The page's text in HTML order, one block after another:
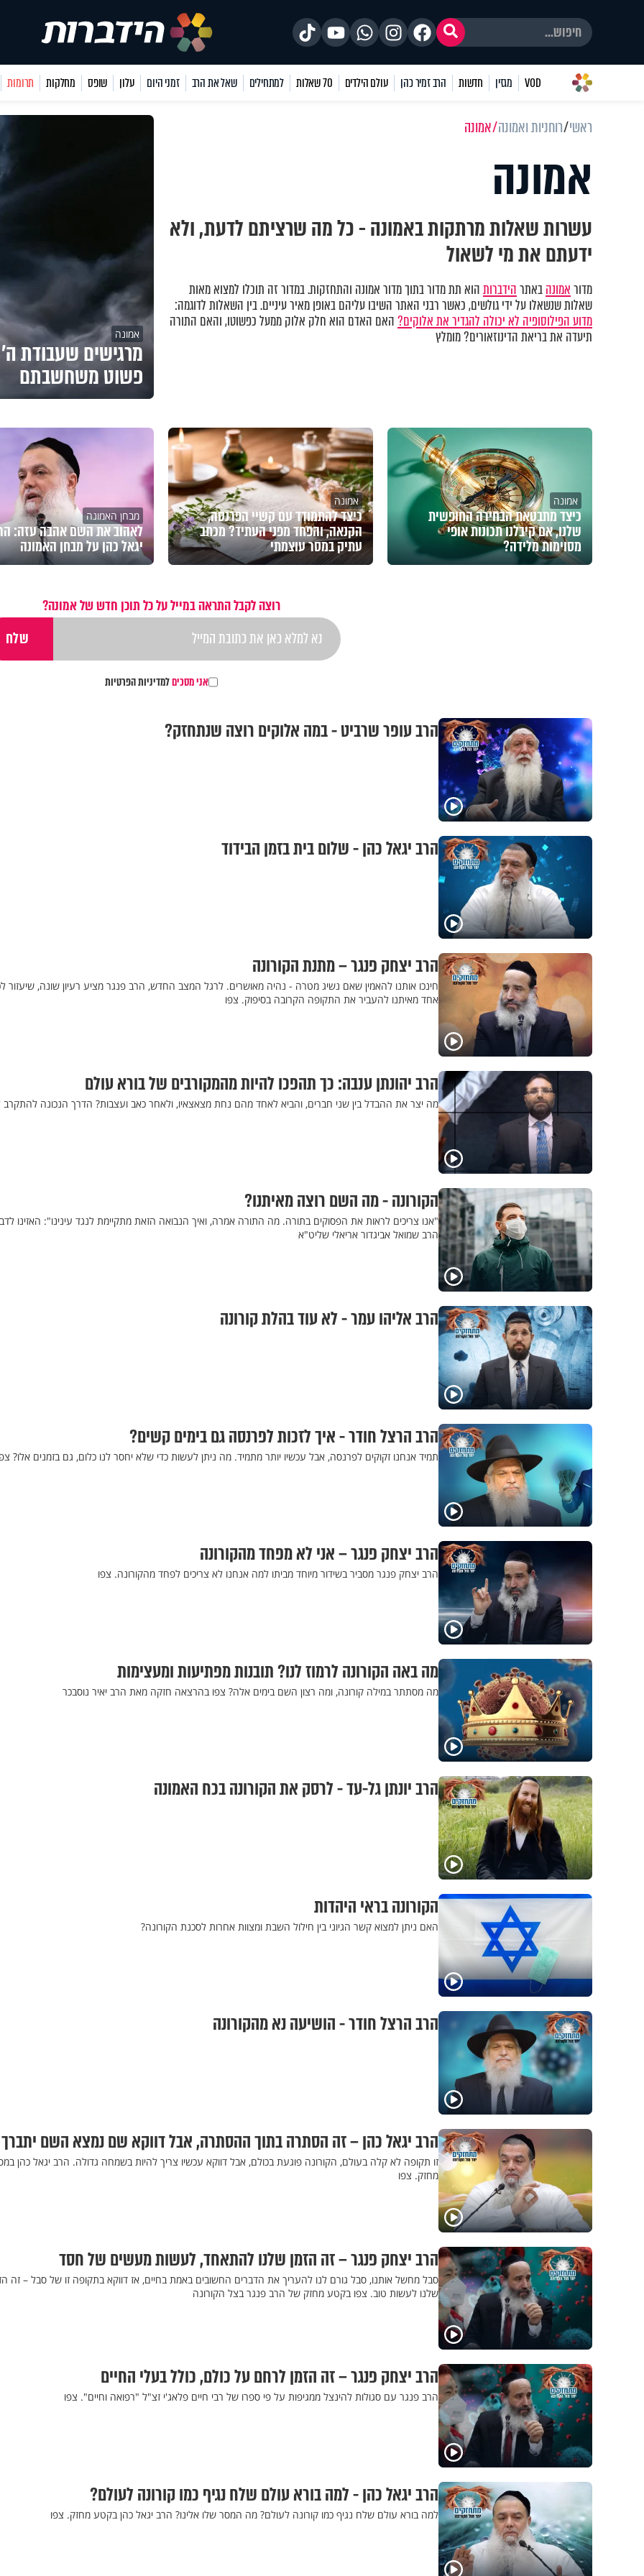
VOD מגזין חדשות הרב זמיר כהן עולם הילדים 70 שאלות למתחילים שאל את הרב זמני היום עלון שופס מחלקות תרומות
ראשי רוחניות ואמונה אמונה
אמונה
עשרות שאלות מרתקות באמונה - כל מה שרציתם לדעת, ולא
ידעתם את מי לשאול
מדוראמונהבאתרהידברותהוא תת מדור בתוך מדור אמונה והתחזקות. במדור זה תוכלו למצוא מאות
שאלות שנשאלו על ידי גולשים, כאשר רבני האתר השיבו עליהם באופן מאיר עיניים. בין השאלות לדוגמה:
מדוע הפילוסופיה לא יכולה להגדיר את אלוקים?האם האדם הוא חלק אלוק ממעל כפשוטו, והאם התורה
תיעדה את בריאת הדינוזאורים? מומלץ
אמונה
מרגישים שעבודת
פשוט משחשבתם
אמונה
כיצד מתבטאת הבחירה החופשית
שלנו, אם קיבלנו תכונות אופי
מסוימות מלידה?
אמונה
כיצד להתמודד עם קשיי הפרנסה,
הקנאה, והפחד מפני העתיד? מכתב
עתיק במסר עוצמתי
מבחן האמונה
לאהוב את השם אהבה עזה:
יגאל כהן על מבחן האמונה
רוצה לקבל התראה במייל על כל תוכן חדש של אמונה?
אני מסכיםלמדיניות הפרטיות
הרב עופר שרביט - במה אלוקים רוצה שנתחזק?
הרב יגאל כהן - שלום בית בזמן הבידוד
הרב יצחק פנגר – מתנת הקורונה
חינכו אותנו להאמין שאם נשיג מטרה - נהיה מאושרים. לרגל המצב החדש, הרב פנגר מציע רעיון שונה, שיעזור
אחד מאיתנו להעביר את התקופה הקרובה בסיפוק. צפו
הרב יהונתן ענבה: כך תהפכו להיות מהמקורבים של בורא עולם
מה יצר את ההבדל בין שני חברים, והביא לאחד מהם נחת מצאצאיו, ולאחר כאב ועצבות? הדרך הנכונה
הקורונה - מה השם רוצה מאיתנו?
"אנו צריכים לראות את הפסוקים בתורה. מה התורה אמרה, ואיך הנבואה הזאת מתקיימת לנגד עינינו": האזינו
הרב שמואל אביגדור אריאלי שליט"א
הרב אליהו עמר - לא עוד בהלת קורונה
הרב הרצל חודר - איך לזכות לפרנסה גם בימים קשים?
תמיד אנחנו זקוקים לפרנסה, אבל עכשיו יותר מתמיד. מה ניתן לעשות כדי שלא יחסר לנו כלום, גם בזמנים אלו?
הרב יצחק פנגר – אני לא מפחד מהקורונה
הרב יצחק פנגר מסביר בשידור מיוחד מביתו למה אנחנו לא צריכים לפחד מהקורונה. צפו
מה באה הקורונה לרמוז לנו? תובנות מפתיעות ומעצימות
מה מסתתר במילה קורונה, ומה רצון השם בימים אלה? צפו בהרצאה חזקה מאת הרב יאיר נוסבכר
הרב יונתן גל-עד - לרסק את הקורונה בכח האמונה
הקורונה בראי היהדות
האם ניתן למצוא קשר הגיוני בין חילול השבת ומצוות אחרות לסכנת הקורונה?
הרב הרצל חודר - הושיעה נא מהקורונה
הרב יגאל כהן – זה הסתרה בתוך ההסתרה, אבל דווקא שם נמצא השם יתברך
זו תקופה לא קלה בעולם, הקורונה פוגעת בכולם, אבל דווקא עכשיו צריך להיות בשמחה גדולה. הרב יגאל כהן
מחזק. צפו
הרב יצחק פנגר – זה הזמן שלנו להתאחד, לעשות מעשים של חסד
סבל מחשל אותנו, סבל גורם לנו להעריך את הדברים החשובים באמת בחיים, אז דווקא בתקופה זו של סבל – זה
שלנו לעשות טוב. צפו בקטע מחזק של הרב פנגר בצל הקורונה
הרב יצחק פנגר – זה הזמן לרחם על כולם, כולל בעלי החיים
הרב פנגר עם סגולות להינצל ממגיפות על פי ספרו של רבי חיים פלאג'י זצ"ל "רפואה וחיים". צפו
הרב יגאל כהן - למה בורא עולם שלח נגיף כמו קורונה לעולם?
למה בורא עולם שלח נגיף כמו קורונה לעולם? מה המסר שלו אלינו? הרב יגאל כהן בקטע מחזק. צפו